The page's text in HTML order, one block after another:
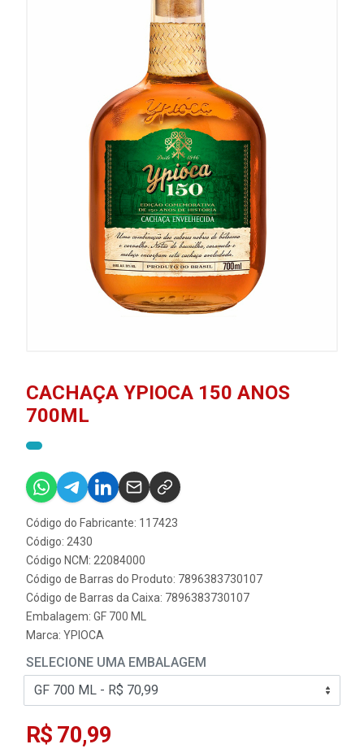
CACHAÇA YPIOCA 150 ANOS
700ML
Código do Fabricante: 117423
Código: 2430
Código NCM: 22084000
Código de Barras do Produto: 7896383730107
Código de Barras da Caixa: 7896383730107
Embalagem: GF 700 ML
Marca: YPIOCA
SELECIONE UMA EMBALAGEM
R$ 70,99